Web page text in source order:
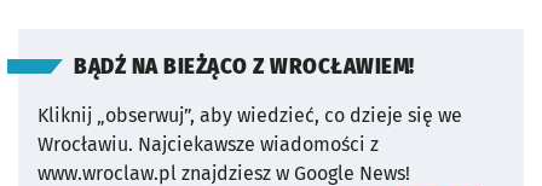
BĄDŹ NA BIEŻĄCO Z WROCŁAWIEM!
Kliknij „obserwuj”, aby wiedzieć, co dzieje się we
Wrocławiu. Najciekawsze wiadomości z
www.wroclaw.pl znajdziesz w Google News!